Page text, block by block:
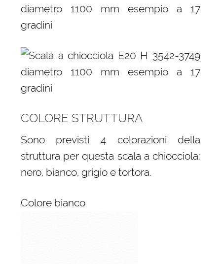
COLORE STRUTTURA
Sono previsti 4 colorazioni della
struttura per questa scala a chiocciola:
nero, bianco, grigio e tortora.
Colore bianco